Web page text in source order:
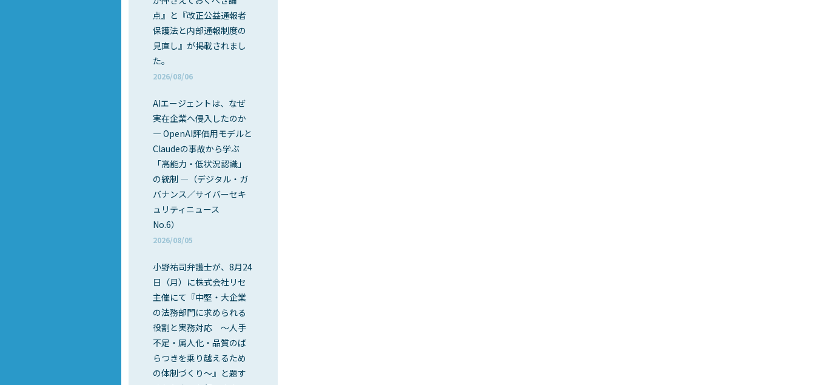
点』と『改正公益通報者
保護法と内部通報制度の
見直し』が掲載されまし
た。
2026/08/06
AIエージェントは、なぜ
実在企業へ侵入したのか
― OpenAI評価用モデルと
Claudeの事故から学ぶ
「高能力・低状況認識」
の統制 ―（デジタル・ガ
バナンス／サイバーセキ
ュリティニュース
No.6）
2026/08/05
小野祐司弁護士が、8月24
日（月）に株式会社リセ
主催にて『中堅・大企業
の法務部門に求められる
役割と実務対応 ～人手
不足・属人化・品質のば
らつきを乗り越えるため
の体制づくり～』と題す